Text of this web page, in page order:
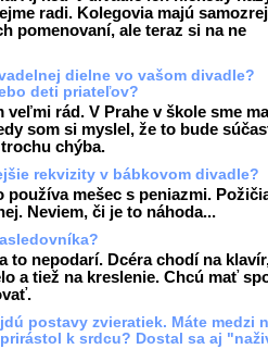
radi. Kolegovia majú
pomenovaní, ale teraz si na ne
dielne vo vašom divadle?
deti priateľov?
veľmi rád. V Prahe v škole sme
som si myslel, že to bude
chýba.
rekvizity v bábkovom divadle?
používa mešec s peniazmi.
Neviem, či je to náhoda...
to nepodarí. Dcéra chodí na
a tiež na kreslenie. Chcú mať
postavy zvieratiek. Máte medzi
k srdcu? Dostal sa aj